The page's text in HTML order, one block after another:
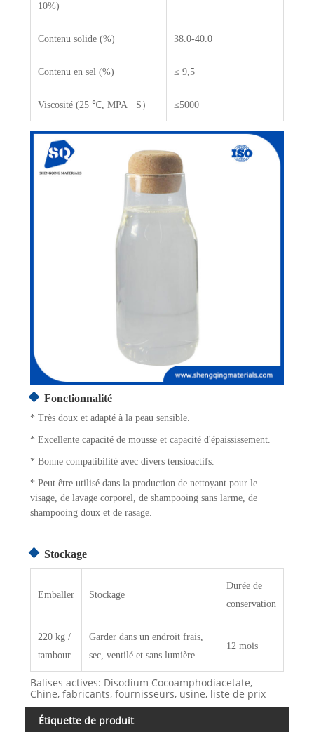
10%)
Contenu solide (%) 38.0-40.0
Contenu en sel (%) ≤ 9,5
Viscosité (25 ℃, MPA · S） ≤5000
Fonctionnalité
* Très doux et adapté à la peau sensible.
* Excellente capacité de mousse et capacité d'épaississement.
* Bonne compatibilité avec divers tensioactifs.
* Peut être utilisé dans la production de nettoyant pour le
visage, de lavage corporel, de shampooing sans larme, de
shampooing doux et de rasage.
Stockage
Emballer Stockage
Durée de
conservation
220 kg /
tambour
Garder dans un endroit frais,
sec, ventilé et sans lumière.
12 mois
Balises actives: Disodium Cocoamphodiacetate,
Chine, fabricants, fournisseurs, usine, liste de prix
Étiquette de produit